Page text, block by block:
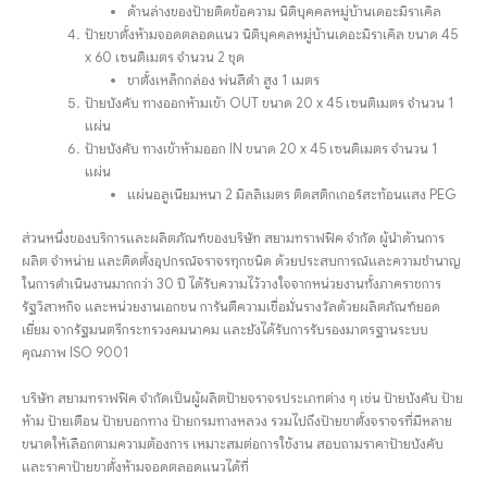
ด้านล่างของป้ายติดข้อความ นิติบุคคลหมู่บ้านเดอะมิราเคิล
ป้ายขาตั้งห้ามจอดตลอดแนว นิติบุคคลหมู่บ้านเดอะมิราเคิล ขนาด 45
x 60 เซนติเมตร จำนวน 2 ชุด
ขาตั้งเหล็กกล่อง พ่นสีดำ สูง 1 เมตร
ป้ายบังคับ ทางออกห้ามเข้า OUT ขนาด 20 x 45 เซนติเมตร จำนวน 1
แผ่น
ป้ายบังคับ ทางเข้าห้ามออก IN ขนาด 20 x 45 เซนติเมตร จำนวน 1
แผ่น
แผ่นอลูเนียมหนา 2 มิลลิเมตร ติดสติกเกอร์สะท้อนแสง PEG
ส่วนหนึ่งของบริการและผลิตภัณฑ์ของบริษัท สยามทราฟฟิค จำกัด ผู้นำด้านการ
ผลิต จำหน่าย และติดตั้งอุปกรณ์จราจรทุกชนิด ด้วยประสบการณ์และความชำนาญ
ในการดำเนินงานมากกว่า 30 ปี ได้รับความไว้วางใจจากหน่วยงานทั้งภาคราชการ
รัฐวิสาหกิจ และหน่วยงานเอกชน การันตีความเชื่อมั่นรางวัลด้วยผลิตภัณฑ์ยอด
เยี่ยม จากรัฐมนตรีกระทรวงคมนาคม และยังได้รับการรับรองมาตรฐานระบบ
คุณภาพ ISO 9001
บริษัท สยามทราฟฟิค จำกัดเป็นผู้ผลิตป้ายจราจรประเภทต่าง ๆ เช่น ป้ายบังคับ ป้าย
ห้าม ป้ายเตือน ป้ายบอกทาง ป้ายกรมทางหลวง รวมไปถึงป้ายขาตั้งจราจรที่มีหลาย
ขนาดให้เลือกตามความต้องการ เหมาะสมต่อการใช้งาน สอบถามราคาป้ายบังคับ
และราคาป้ายขาตั้งห้ามจอดตลอดแนวได้ที่